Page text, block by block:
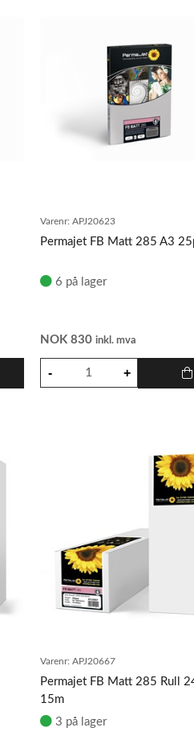
Varenr: APJ20623
Permajet FB Matt 285 A3
6 på lager
NOK 830 inkl. mva
Varenr: APJ20667
Permajet FB Matt 285 Rull
15m
3 på lager